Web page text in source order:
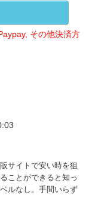
その他決済方
サイトで安い時を狙
ことができると知っ
ルなし。手間いらず